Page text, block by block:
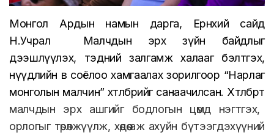
Монгол Ардын намын дарга, Ерөнхий сайд
Н.Учрал
Малчдын эрх зүйн байдлыг
дээшлүүлэх, тэдний залгамж халааг бэлтгэх,
нүүдлийн өв соёлоо хамгаалах зорилгоор “Нарлаг
монголын малчин” хөтөлбөрийг санаачилсан. Хөтөлбөрт
малчдын эрх ашгийг бодлогын цөмд нэгтгэх,
орлогыг төрөлжүүлж, хөдөө аж ахуйн бүтээгдэхүүний